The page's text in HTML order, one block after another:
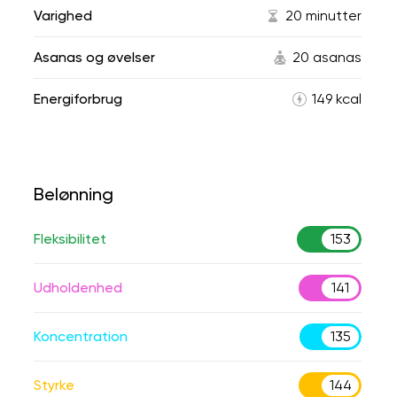
Varighed 20 minutter
Asanas og øvelser 20 asanas
Energiforbrug 149 kcal
Belønning
Fleksibilitet 153
Udholdenhed 141
Koncentration 135
Styrke 144